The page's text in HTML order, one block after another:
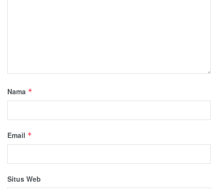
Nama *
Email *
Situs Web